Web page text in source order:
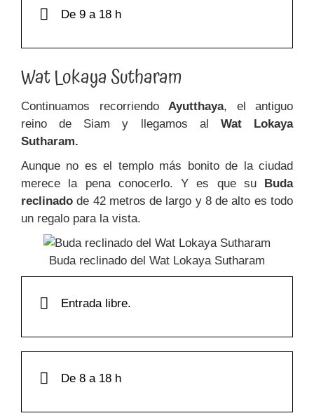
De 9 a 18 h
Wat Lokaya Sutharam
Continuamos recorriendo Ayutthaya, el antiguo
reino de Siam y llegamos al Wat Lokaya
Sutharam.
Aunque no es el templo más bonito de la ciudad
merece la pena conocerlo. Y es que suBuda
reclinado de 42 metros de largo y 8 de alto es todo
un regalo para la vista.
Buda reclinado del Wat Lokaya Sutharam
Entrada libre.
De 8 a 18 h